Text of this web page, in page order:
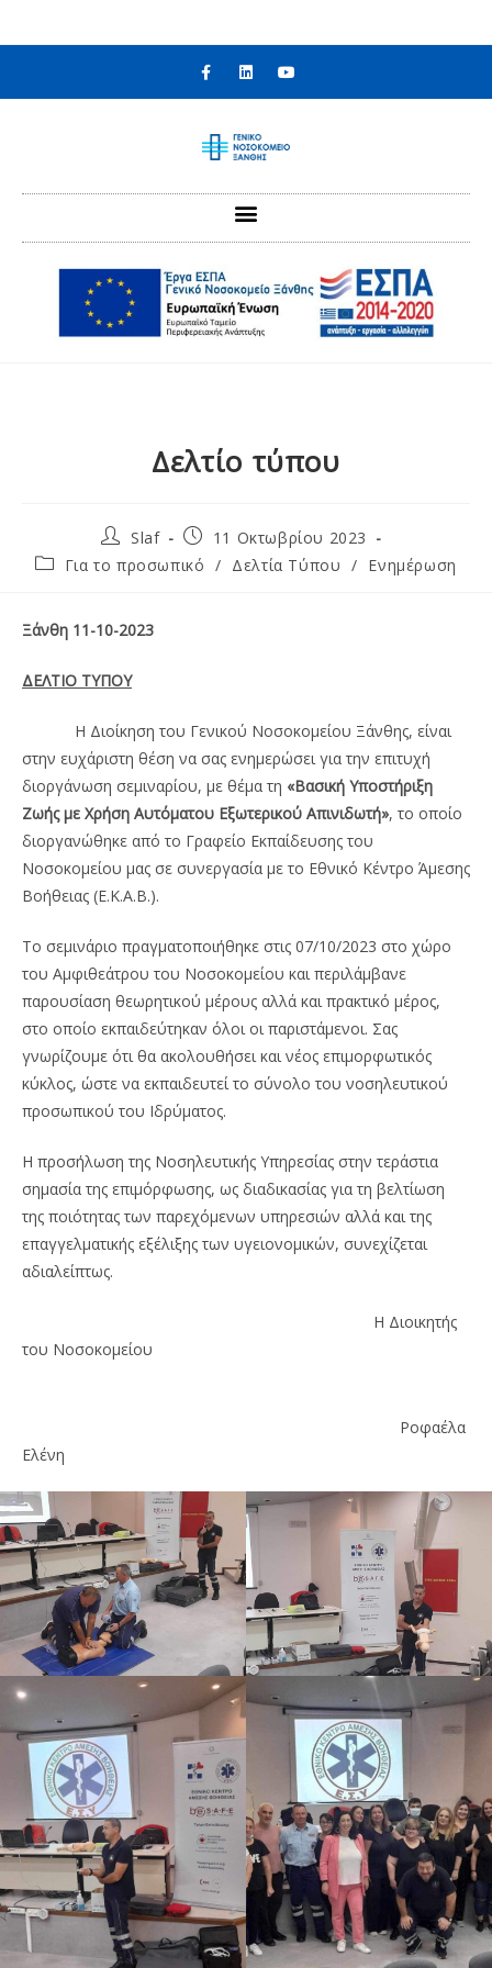
Δελτίο τύπου
Slaf
11 Οκτωβρίου 2023
Για το προσωπικό / Δελτία Τύπου / Ενημέρωση
Ξάνθη 11-10-2023
ΔΕΛΤΙΟ ΤΥΠΟΥ
Η Διοίκηση του Γενικού Νοσοκομείου Ξάνθης, είναι
στην ευχάριστη θέση να σας ενημερώσει για την επιτυχή
διοργάνωση σεμιναρίου, με θέμα τη «Βασική Υποστήριξη
Ζωής με Χρήση Αυτόματου Εξωτερικού Απινιδωτή», το οποίο
διοργανώθηκε από το Γραφείο Εκπαίδευσης του
Νοσοκομείου μας σε συνεργασία με το Εθνικό Κέντρο Άμεσης
Βοήθειας (Ε.Κ.Α.Β.).
Το σεμινάριο πραγματοποιήθηκε στις 07/10/2023 στο χώρο
του Αμφιθεάτρου του Νοσοκομείου και περιλάμβανε
παρουσίαση θεωρητικού μέρους αλλά και πρακτικό μέρος,
στο οποίο εκπαιδεύτηκαν όλοι οι παριστάμενοι. Σας
γνωρίζουμε ότι θα ακολουθήσει και νέος επιμορφωτικός
κύκλος, ώστε να εκπαιδευτεί το σύνολο του νοσηλευτικού
προσωπικού του Ιδρύματος.
Η προσήλωση της Νοσηλευτικής Υπηρεσίας στην τεράστια
σημασία της επιμόρφωσης, ως διαδικασίας για τη βελτίωση
της ποιότητας των παρεχόμενων υπηρεσιών αλλά και της
επαγγελματικής εξέλιξης των υγειονομικών, συνεχίζεται
αδιαλείπτως.
Η Διοικητής
του Νοσοκομείου
Ροφαέλα
Ελένη